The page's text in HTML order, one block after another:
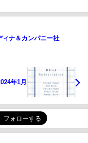
ィナ＆カンパニー社
年1月